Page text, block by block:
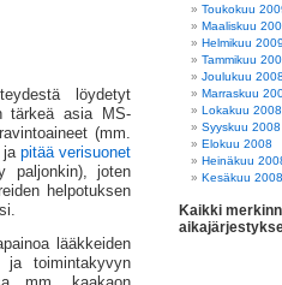
löydetyt
tärkeä asia MS-
(mm.
pitää verisuonet
paljonkin), joten
helpotuksen
lääkkeiden
ja toimintakyvyn
Toukokuu
Maaliskuu
Helmikuu 2009
Tammikuu
Joulukuu 2008
Marraskuu
Lokakuu 2008
Syyskuu 2008
Elokuu 2008
Heinäkuu
Kesäkuu 2008
Kaikki